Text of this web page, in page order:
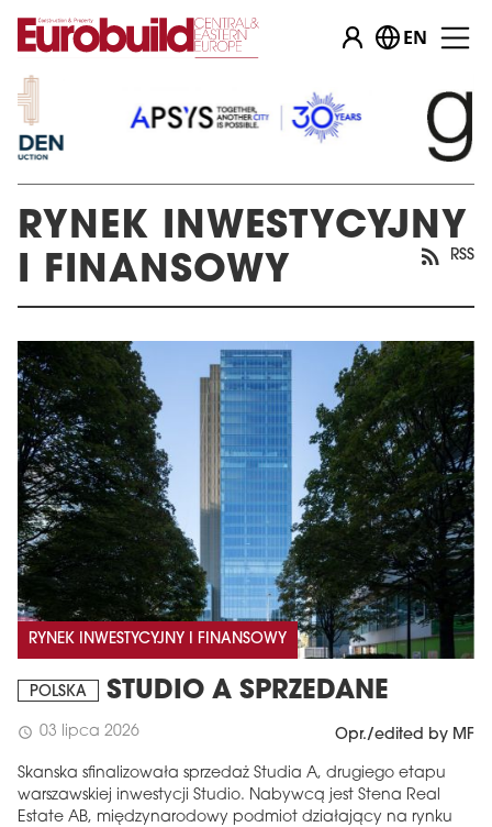
EN
RYNEK INWESTYCYJNY
I FINANSOWY
RSS
RYNEK INWESTYCYJNY I FINANSOWY
POLSKA STUDIO A SPRZEDANE
schedule 03 lipca 2026 Opr./edited by MF
Skanska sfinalizowała sprzedaż Studia A, drugiego etapu
warszawskiej inwestycji Studio. Nabywcą jest Stena Real
Estate AB, międzynarodowy podmiot działający na rynku